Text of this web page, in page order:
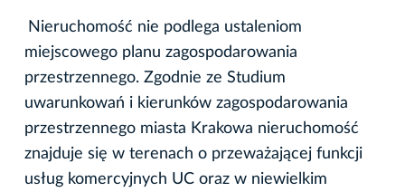
Nieruchomość nie podlega ustaleniom
miejscowego planu zagospodarowania
przestrzennego. Zgodnie ze Studium
uwarunkowań i kierunków zagospodarowania
przestrzennego miasta Krakowa nieruchomość
znajduje się w terenach o przeważającej funkcji
usług komercyjnych UC oraz w niewielkim